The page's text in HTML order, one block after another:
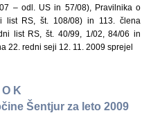
– odl. US in 57/08), Pravilnika o
list RS, št. 108/08) in 113. člena
list RS, št. 40/99, 1/02, 84/06 in
22. redni seji 12. 11. 2009 sprejel
K
Šentjur za leto 2009